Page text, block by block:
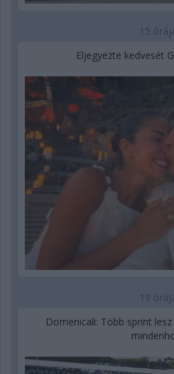
15
Eljegyezte kedvesét
19
Domenicali: Több sprint